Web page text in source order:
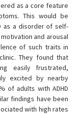
as a core feature
This would be
as a disorder of self-
and arousal
of such traits in
They found that
easily frustrated,
excited by nearby
of adults with ADHD
findings have been
with high rates